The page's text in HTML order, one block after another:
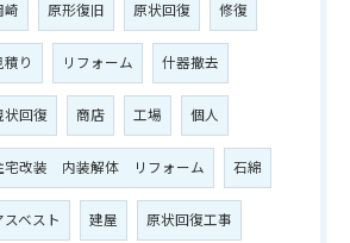
崎 原形復旧 原状回復 修復
積り リフォーム 什器撤去
状回復 商店 工場 個人
宅改装 内装解体 リフォーム 石綿
スベスト 建屋 原状回復工事